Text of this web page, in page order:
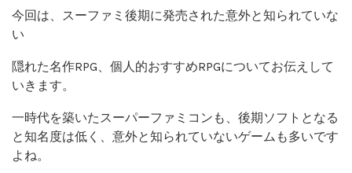
今回は、スーファミ後期に発売された意外と知られていな
い
隠れた名作RPG、個人的おすすめRPGについてお伝えして
いきます。
一時代を築いたスーパーファミコンも、後期ソフトとなる
と知名度は低く、意外と知られていないゲームも多いです
よね。